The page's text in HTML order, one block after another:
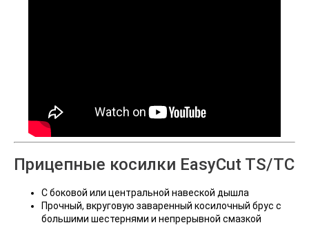
Прицепные косилки EasyCut TS/TC
С боковой или центральной навеской дышла
Прочный, вкруговую заваренный косилочный брус с
большими шестернями и непрерывной смазкой